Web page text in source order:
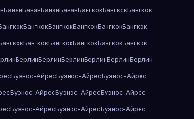
БананБананБананБананБангкокБангкокБангкок
БангкокБангкокБангкокБангкокБангкок
БангкокБангкокБангкокБангкокБангкок
БерлинБерлинБерлинБерлинБерлинБерлин
Буэнос-АйресБуэнос-АйресБуэнос-Айрес
Буэнос-АйресБуэнос-АйресБуэнос-Айрес
Буэнос-АйресБуэнос-АйресБуэнос-Айрес